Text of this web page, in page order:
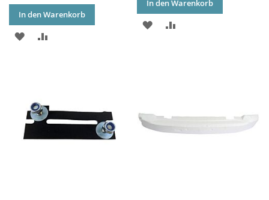
In den Warenkorb
ZUR
In den Warenkorb
ZUR